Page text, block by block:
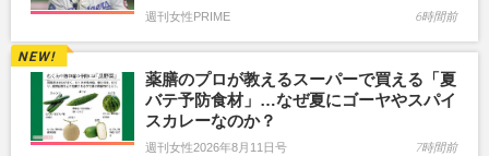
週刊女性PRIME 6時間前
薬膳のプロが教えるスーパーで買える「夏
バテ予防食材」…なぜ夏にゴーヤやスパイ
スカレーなのか？
週刊女性2026年8月11日号 7時間前